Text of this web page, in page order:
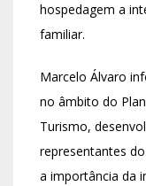
hospedagem a
familiar.
Marcelo Álvaro
no âmbito do
Turismo,
representantes
a importância da